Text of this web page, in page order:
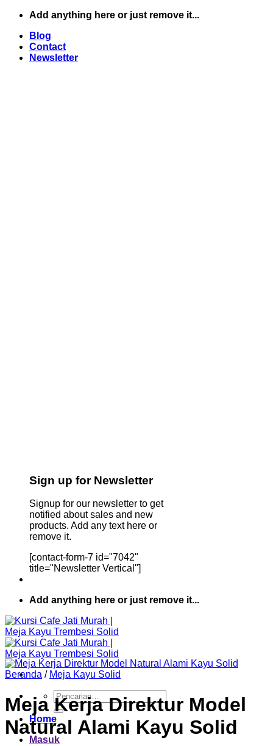
Skip
content
Add anything here or just remove it...
Blog
Contact
Newsletter
Sign up for Newsletter
Signup for our newsletter to get
notified about sales and new
products. Add any text here or
remove it.
[contact-form-7 id="7042"
title="Newsletter Vertical"]
Add anything here or just remove it...
Pencarian
untuk:
Home
Masuk
Beranda / Meja Kayu Solid
Meja Kerja Direktur Model
Natural Alami Kayu Solid